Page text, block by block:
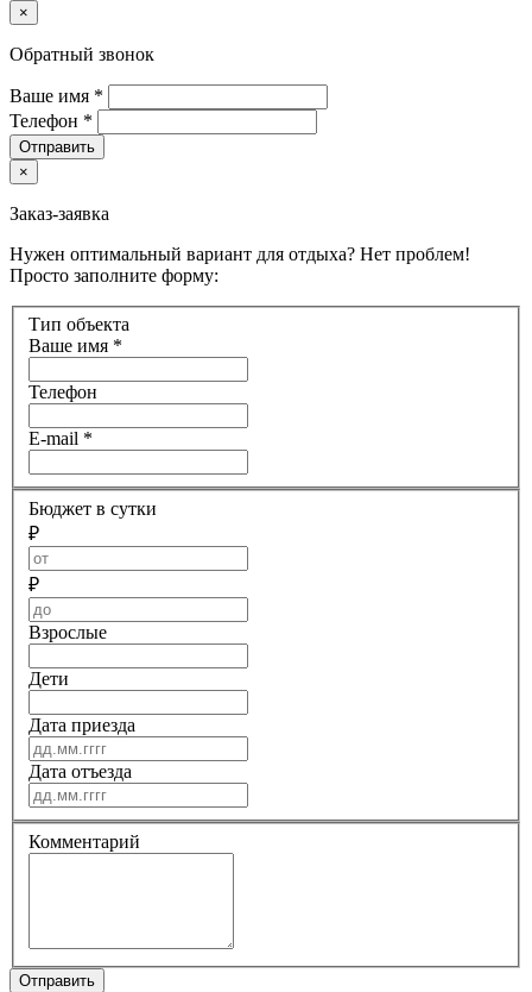
×
Обратный звонок
Ваше имя *
Телефон *
Отправить
×
Заказ-заявка
Нужен оптимальный вариант для отдыха? Нет проблем!
Просто заполните форму:
Тип объекта
Ваше имя *
Телефон
E-mail *
Бюджет в сутки
₽
₽
Взрослые
Дети
Дата приезда
Дата отъезда
Комментарий
Отправить